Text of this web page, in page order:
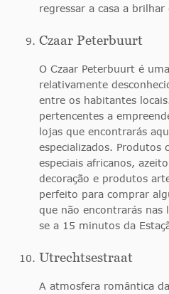
regressar a casa a
Czaar Peterbuurt
O Czaar Peterbuurt é
relativamente
entre os habitantes
pertencentes a
lojas que encontrarás
especializados.
especiais africanos,
decoração e produtos
perfeito para comprar
que não encontrarás nas
se a 15 minutos da
Utrechtsestraat
A atmosfera romântica